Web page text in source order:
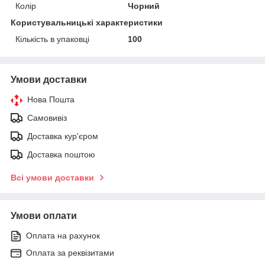
Колір
Чорний
Користувальницькі характеристики
Кількість в упаковці
100
Умови доставки
Нова Пошта
Самовивіз
Доставка кур'єром
Доставка поштою
Всі умови доставки
Умови оплати
Оплата на рахунок
Оплата за реквізитами